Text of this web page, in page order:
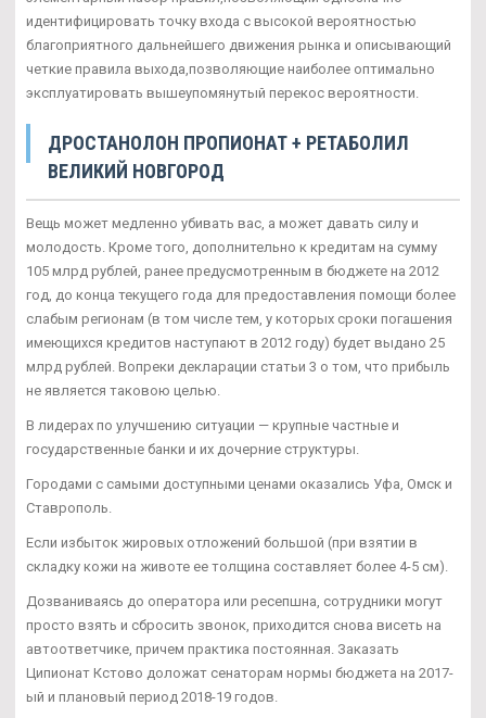
идентифицировать точку входа с высокой вероятностью
благоприятного дальнейшего движения рынка и описывающий
четкие правила выхода,позволяющие наиболее оптимально
эксплуатировать вышеупомянутый перекос вероятности.
ДРОСТАНОЛОН ПРОПИОНАТ + РЕТАБОЛИЛ
ВЕЛИКИЙ НОВГОРОД
Вещь может медленно убивать вас, а может давать силу и
молодость. Кроме того, дополнительно к кредитам на сумму
105 млрд рублей, ранее предусмотренным в бюджете на 2012
год, до конца текущего года для предоставления помощи более
слабым регионам (в том числе тем, у которых сроки погашения
имеющихся кредитов наступают в 2012 году) будет выдано 25
млрд рублей. Вопреки декларации статьи 3 о том, что прибыль
не является таковою целью.
В лидерах по улучшению ситуации — крупные частные и
государственные банки и их дочерние структуры.
Городами с самыми доступными ценами оказались Уфа, Омск и
Ставрополь.
Если избыток жировых отложений большой (при взятии в
складку кожи на животе ее толщина составляет более 4-5 см).
Дозваниваясь до оператора или ресепшна, сотрудники могут
просто взять и сбросить звонок, приходится снова висеть на
автоответчике, причем практика постоянная. Заказать
Ципионат Кстово доложат сенаторам нормы бюджета на 2017-
ый и плановый период 2018-19 годов.